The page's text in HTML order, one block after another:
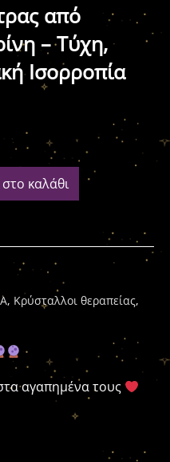
από
– Τύχη,
Ισορροπία
καλάθι
, Κρύσταλλοι θεραπείας,
αγαπημένα τους